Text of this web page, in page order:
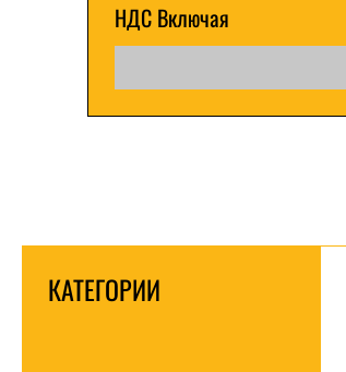
НДС Включая
КАТЕГОРИИ